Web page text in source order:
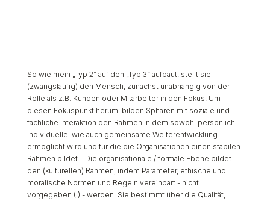
So wie mein „Typ 2“ auf den „Typ 3“ aufbaut, stellt sie
(zwangsläufig) den Mensch, zunächst unabhängig von der
Rolle als z.B. Kunden oder Mitarbeiter in den Fokus. Um
diesen Fokuspunkt herum, bilden Sphären mit soziale und
fachliche Interaktion den Rahmen in dem sowohl persönlich-
individuelle, wie auch gemeinsame Weiterentwicklung
ermöglicht wird und für die die Organisationen einen stabilen
Rahmen bildet. Die organisationale / formale Ebene bildet
den (kulturellen) Rahmen, indem Parameter, ethische und
moralische Normen und Regeln vereinbart - nicht
vorgegeben (!) - werden. Sie bestimmt über die Qualität,